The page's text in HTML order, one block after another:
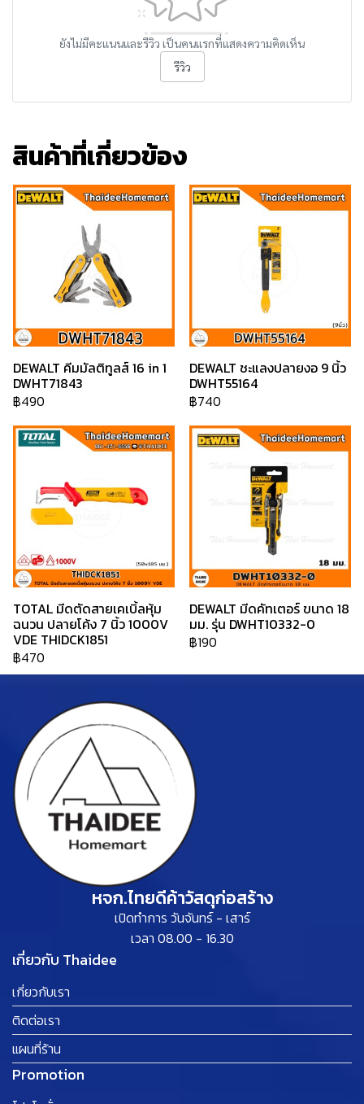
ยังไม่มีคะแนนและรีวิว เป็นคนแรกที่แสดงความคิดเห็น
รีวิว
สินค้าที่เกี่ยวข้อง
DEWALT คีมมัลติทูลส์ 16 in 1
DWHT71843
฿490
DEWALT ชะแลงปลายงอ 9 นิ้ว
DWHT55164
฿740
TOTAL มีดตัดสายเคเบิ้ลหุ้ม
ฉนวน ปลายโค้ง 7 นิ้ว 1000V
VDE THIDCK1851
฿470
DEWALT มีดคัทเตอร์ ขนาด 18
มม. รุ่น DWHT10332-0
฿190
หจก.ไทยดีค้าวัสดุก่อสร้าง
เปิดทำการ วันจันทร์ - เสาร์
เวลา 08.00 - 16.30
เกี่ยวกับ Thaidee
เกี่ยวกับเรา
ติดต่อเรา
แผนที่ร้าน
Promotion